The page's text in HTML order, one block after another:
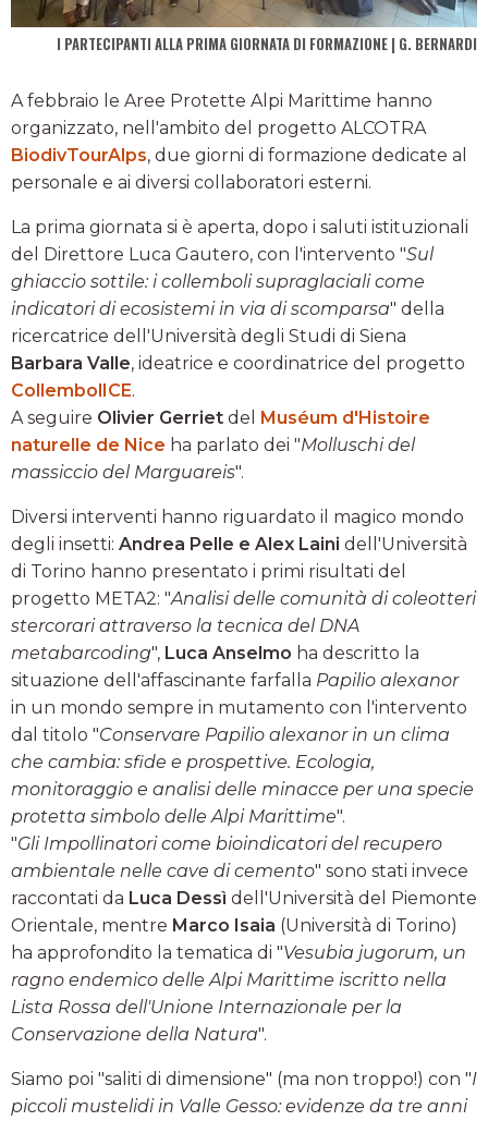
I PARTECIPANTI ALLA PRIMA GIORNATA DI FORMAZIONE | G. BERNARDI
A febbraio le Aree Protette Alpi Marittime hanno
organizzato, nell'ambito del progetto ALCOTRA
BiodivTourAlps, due giorni di formazione dedicate al
personale e ai diversi collaboratori esterni.
La prima giornata si è aperta, dopo i saluti istituzionali
del Direttore Luca Gautero, con l'intervento "Sul
ghiaccio sottile: i collemboli supraglaciali come
indicatori di ecosistemi in via di scomparsa" della
ricercatrice dell'Università degli Studi di Siena
Barbara Valle, ideatrice e coordinatrice del progetto
CollembolICE.
A seguire Olivier Gerriet del Muséum d'Histoire
naturelle de Nice ha parlato dei "Molluschi del
massiccio del Marguareis".
Diversi interventi hanno riguardato il magico mondo
degli insetti: Andrea Pelle e Alex Laini dell'Università
di Torino hanno presentato i primi risultati del
progetto META2: "Analisi delle comunità di coleotteri
stercorari attraverso la tecnica del DNA
metabarcoding", Luca Anselmo ha descritto la
situazione dell'affascinante farfalla Papilio alexanor
in un mondo sempre in mutamento con l'intervento
dal titolo "Conservare Papilio alexanor in un clima
che cambia: sfide e prospettive. Ecologia,
monitoraggio e analisi delle minacce per una specie
protetta simbolo delle Alpi Marittime".
"Gli Impollinatori come bioindicatori del recupero
ambientale nelle cave di cemento" sono stati invece
raccontati da Luca Dessì dell'Università del Piemonte
Orientale, mentre Marco Isaia (Università di Torino)
ha approfondito la tematica di "Vesubia jugorum, un
ragno endemico delle Alpi Marittime iscritto nella
Lista Rossa dell'Unione Internazionale per la
Conservazione della Natura".
Siamo poi "saliti di dimensione" (ma non troppo!) con "I
piccoli mustelidi in Valle Gesso: evidenze da tre anni